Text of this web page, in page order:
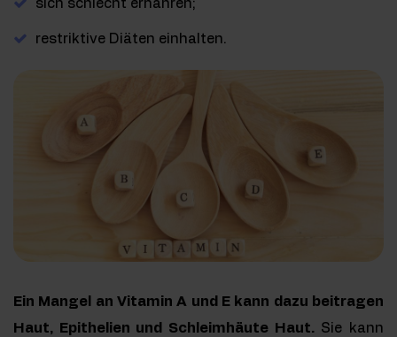
sich schlecht ernähren;
restriktive Diäten einhalten.
Ein Mangel an Vitamin A und E kann dazu beitragen
Haut, Epithelien und Schleimhäute Haut.Sie kann